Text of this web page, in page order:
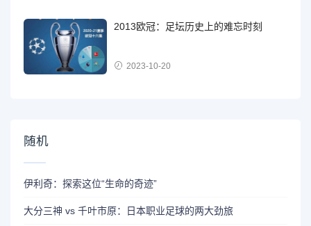
2013欧冠：足坛历史上的难忘时刻
2023-10-20
随机
伊利奇：探索这位“生命的奇迹”
大分三神 vs 千叶市原：日本职业足球的两大劲旅